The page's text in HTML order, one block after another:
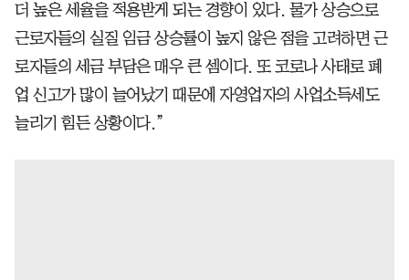
더 높은 세율을 적용받게 되는 경향이 있다. 물가 상승으로
근로자들의 실질 임금 상승률이 높지 않은 점을 고려하면 근
로자들의 세금 부담은 매우 큰 셈이다. 또 코로나 사태로 폐
업 신고가 많이 늘어났기 때문에 자영업자의 사업소득세도
늘리기 힘든 상황이다.”